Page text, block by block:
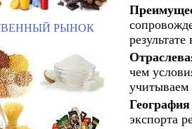
РЫНОК
чем
учитываем
экспорта